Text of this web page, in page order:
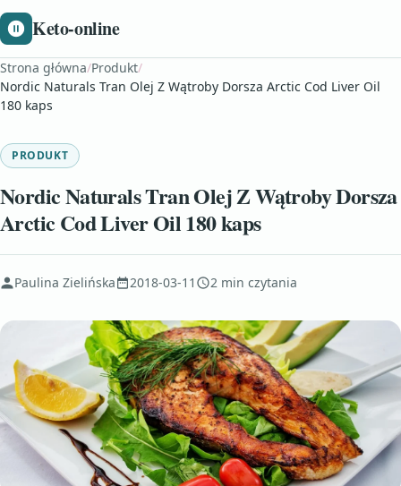
Keto-online
Strona główna/Produkt/
Nordic Naturals Tran Olej Z Wątroby Dorsza Arctic Cod Liver Oil
180 kaps
PRODUKT
Nordic Naturals Tran Olej Z Wątroby Dorsza
Arctic Cod Liver Oil 180 kaps
Paulina Zielińska 2018-03-11 2 min czytania